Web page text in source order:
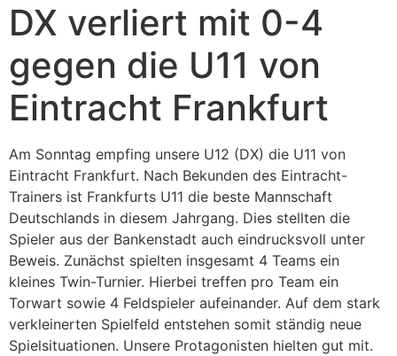
DX verliert mit 0-4
gegen die U11 von
Eintracht Frankfurt
Am Sonntag empfing unsere U12 (DX) die U11 von
Eintracht Frankfurt. Nach Bekunden des Eintracht-
Trainers ist Frankfurts U11 die beste Mannschaft
Deutschlands in diesem Jahrgang. Dies stellten die
Spieler aus der Bankenstadt auch eindrucksvoll unter
Beweis. Zunächst spielten insgesamt 4 Teams ein
kleines Twin-Turnier. Hierbei treffen pro Team ein
Torwart sowie 4 Feldspieler aufeinander. Auf dem stark
verkleinerten Spielfeld entstehen somit ständig neue
Spielsituationen. Unsere Protagonisten hielten gut mit.